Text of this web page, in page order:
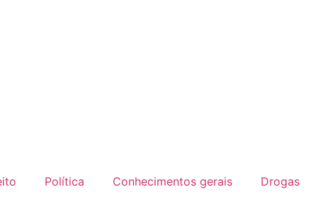
Política Conhecimentos gerais Drogas